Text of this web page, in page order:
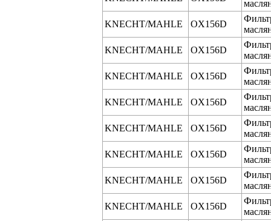
KNECHT/MAHLE
OX156D
KNECHT/MAHLE
OX156D
KNECHT/MAHLE
OX156D
KNECHT/MAHLE
OX156D
KNECHT/MAHLE
OX156D
KNECHT/MAHLE
OX156D
KNECHT/MAHLE
OX156D
KNECHT/MAHLE
OX156D